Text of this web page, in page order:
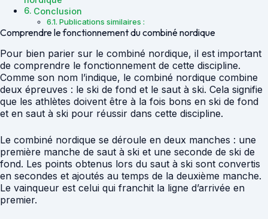
Conclusion
Publications similaires :
Comprendre le fonctionnement du combiné nordique
Pour bien parier sur le combiné nordique, il est important
de comprendre le fonctionnement de cette discipline.
Comme son nom l’indique, le combiné nordique combine
deux épreuves : le ski de fond et le saut à ski. Cela signifie
que les athlètes doivent être à la fois bons en ski de fond
et en saut à ski pour réussir dans cette discipline.
Le combiné nordique se déroule en deux manches : une
première manche de saut à ski et une seconde de ski de
fond. Les points obtenus lors du saut à ski sont convertis
en secondes et ajoutés au temps de la deuxième manche.
Le vainqueur est celui qui franchit la ligne d’arrivée en
premier.